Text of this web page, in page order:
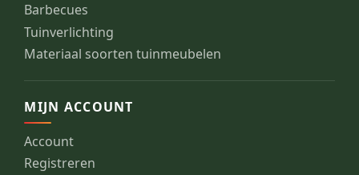
Barbecues
Tuinverlichting
Materiaal soorten tuinmeubelen
MIJN ACCOUNT
Account
Registreren